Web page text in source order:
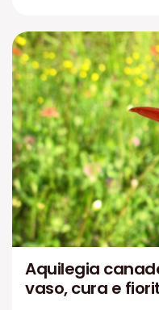
Aquilegia
vaso, cura e